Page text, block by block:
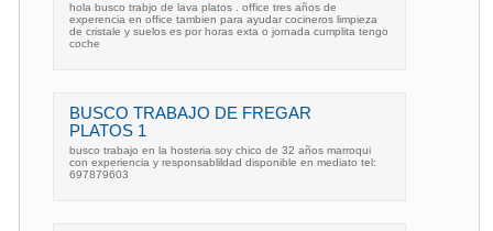
hola busco trabjo de lava platos . office tres años de
experencia en office tambien para ayudar cocineros limpieza
de cristale y suelos es por horas exta o jornada cumplita tengo
coche
BUSCO TRABAJO DE FREGAR
PLATOS 1
busco trabajo en la hosteria soy chico de 32 años marroqui
con experiencia y responsablildad disponible en mediato tel:
697879603